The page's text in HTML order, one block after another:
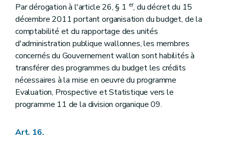
Par dérogation à l'article 26, § 1 er, du décret du 15
décembre 2011 portant organisation du budget, de la
comptabilité et du rapportage des unités
d'administration publique wallonnes, les membres
concernés du Gouvernement wallon sont habilités à
transférer des programmes du budget les crédits
nécessaires à la mise en oeuvre du programme
Evaluation, Prospective et Statistique vers le
programme 11 de la division organique 09.
Art. 16.